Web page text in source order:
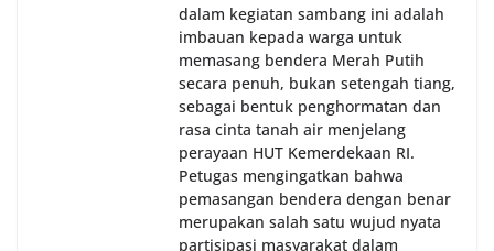
dalam kegiatan sambang ini adalah
imbauan kepada warga untuk
memasang bendera Merah Putih
secara penuh, bukan setengah tiang,
sebagai bentuk penghormatan dan
rasa cinta tanah air menjelang
perayaan HUT Kemerdekaan RI.
Petugas mengingatkan bahwa
pemasangan bendera dengan benar
merupakan salah satu wujud nyata
partisipasi masyarakat dalam